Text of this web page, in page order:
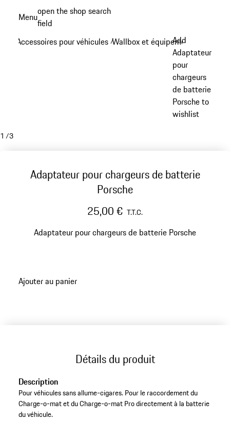
principal
Menuopen the shop search
field
Accessoires pour véhicules /Wallbox et équipement de
Add
Adaptateur
pour
chargeurs
de batterie
Porsche to
wishlist
1 /3
Adaptateur pour chargeurs de batterie
Porsche
25,00 € T.T.C.
Adaptateur pour chargeurs de batterie Porsche
Ajouter au panier
Détails du produit
Description
Pour véhicules sans allume-cigares. Pour le raccordement du
Charge-o-mat et du Charge-o-mat Pro directement à la batterie
du véhicule.